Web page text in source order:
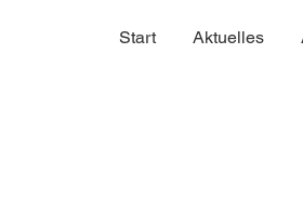
Start Aktuelles